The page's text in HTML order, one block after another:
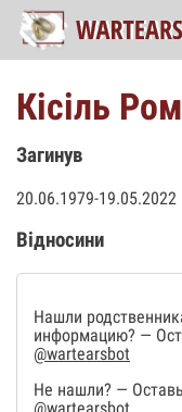
Кісіль
Загинув
20.06.1979-
Відносини
Нашли
информацию? —
@wartearsbot
Не нашли? —